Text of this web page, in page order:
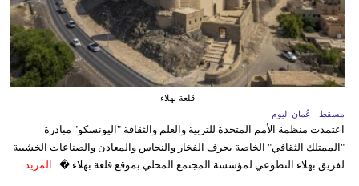
قلعة بهلاء
مسقط - عُمان اليوم
اعتمدت منظمة الأمم المتحدة للتربية والعلم والثقافة "اليونسكو" مبادرة
"الممتلك الثقافي" الخاصة بحرف الفخار والنحاس والمعادن والصناعات الخشبية
لفريق بهلاء التطوعي لمؤسسة المجتمع المحلي بموقع قلعة بهلاء �... المزيد